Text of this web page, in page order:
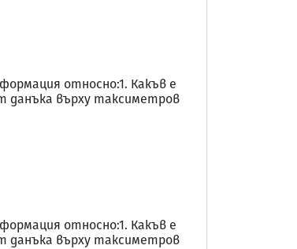
относно:1. Какъв е
данъка върху таксиметров
относно:1. Какъв е
данъка върху таксиметров